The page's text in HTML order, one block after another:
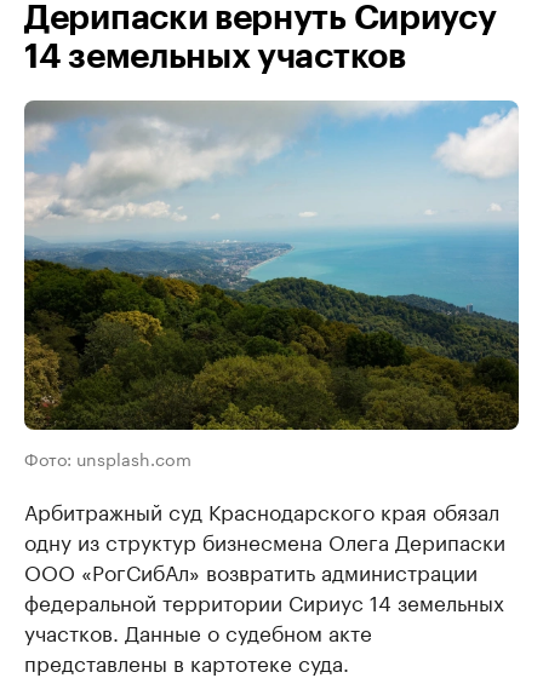
Дерипаски вернуть Сириусу
14 земельных участков
Фото: unsplash.com
Арбитражный суд Краснодарского края обязал
одну из структур бизнесмена Олега Дерипаски
ООО «РогСибАл» возвратить администрации
федеральной территории Сириус 14 земельных
участков. Данные о судебном акте
представлены в картотеке суда.